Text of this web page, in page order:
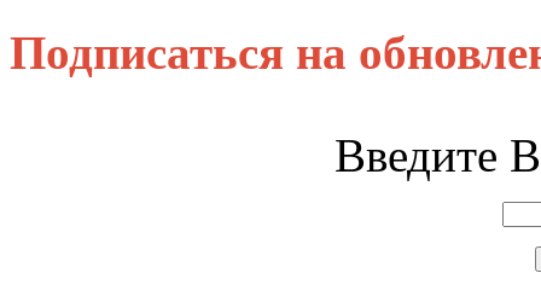
Подписаться на
Введите